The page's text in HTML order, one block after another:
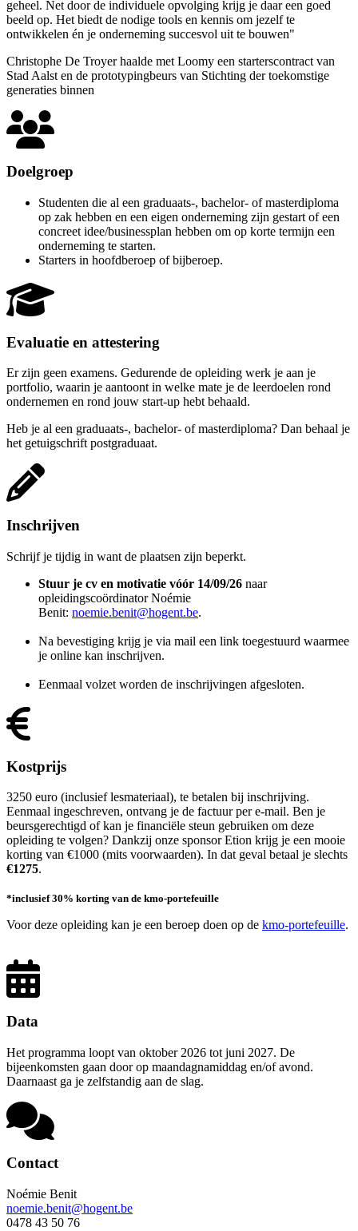
geheel. Net door de individuele opvolging krijg je daar een goed
beeld op. Het biedt de nodige tools en kennis om jezelf te
ontwikkelen én je onderneming succesvol uit te bouwen"
Christophe De Troyer haalde met Loomy een starterscontract van
Stad Aalst en de prototypingbeurs van Stichting der toekomstige
generaties binnen
Doelgroep
Studenten die al een graduaats-, bachelor- of master­diploma
op zak hebben en een eigen onderneming zijn gestart of een
concreet idee/businessplan hebben om op korte termijn een
onderneming te starten.
Starters in hoofdberoep of bijberoep.
Evaluatie en attestering
Er zijn geen examens. Gedurende de opleiding werk je aan je
portfolio, waarin je aantoont in welke mate je de leerdoelen rond
ondernemen en rond jouw start-up hebt behaald.
Heb je al een graduaats-, bachelor- of master­diploma? Dan behaal je
het getuigschrift postgraduaat.
Inschrijven
Schrijf je tijdig in want de plaatsen zijn beperkt.
Stuur je cv en motivatie vóór 14/09/26 naar
opleidingscoördinator Noémie
Benit: noemie.benit@hogent.be.
Na bevestiging krijg je via mail een link toegestuurd waarmee
je online kan inschrijven.
Eenmaal volzet worden de inschrijvingen afgesloten.
Kostprijs
3250 euro (inclusief lesmateriaal), te betalen bij inschrijving.
Eenmaal ingeschreven, ontvang je de factuur per e-mail. Ben je
beursgerechtigd of kan je financiële steun gebruiken om deze
opleiding te volgen? Dankzij onze sponsor Etion krijg je een mooie
korting van €1000 (mits voorwaarden). In dat geval betaal je slechts
€1275.
*inclusief 30% korting van de kmo-portefeuille
Voor deze opleiding kan je een beroep doen op de kmo-portefeuille.
Data
Het programma loopt van oktober 2026 tot juni 2027. De
bijeenkomsten gaan door op maandagnamiddag en/of avond.
Daarnaast ga je zelfstandig aan de slag.
Contact
Noémie Benit
noemie.benit@hogent.be
0478 43 50 76